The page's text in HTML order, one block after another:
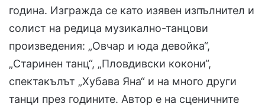
година. Изгражда се като изявен изпълнител и
солист на редица музикално-танцови
произведения: „Овчар и юда девойка“,
„Старинен танц“, „Пловдивски кокони“,
спектакълът „Хубава Яна“ и на много други
танци през годините. Автор е на сценичните